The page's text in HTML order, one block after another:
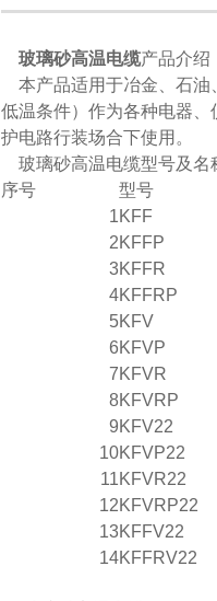
玻璃砂高温电缆产品介绍
本产品适用于冶金、石油
低温条件）作为各种电器
护电路行装场合下使用。
玻璃砂高温电缆型号及名
序号
型号
1KFF
2KFFP
3KFFR
4KFFRP
5KFV
6KFVP
7KFVR
8KFVRP
9KFV22
10KFVP22
11KFVR22
12KFVRP22
13KFFV22
14KFFRV22